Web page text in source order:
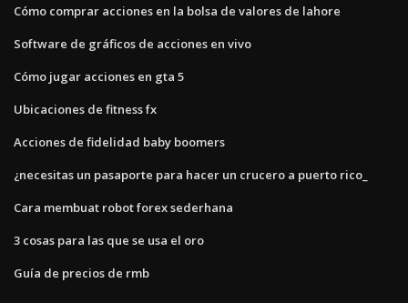
Cómo comprar acciones en la bolsa de valores de lahore
Software de gráficos de acciones en vivo
Cómo jugar acciones en gta 5
Ubicaciones de fitness fx
Acciones de fidelidad baby boomers
¿necesitas un pasaporte para hacer un crucero a puerto rico_
Cara membuat robot forex sederhana
3 cosas para las que se usa el oro
Guía de precios de rmb